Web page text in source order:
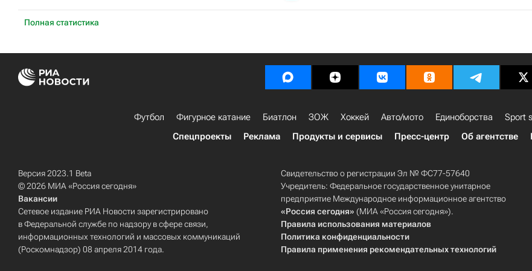
Полная статистика
Футбол Фигурное катание Биатлон ЗОЖ Хоккей Авто/мото Единоборства Sport
Спецпроекты
Реклама Продукты и сервисы Пресс-центр Об агентстве
Версия 2023.1 Beta
© 2026 МИА «Россия сегодня»
Вакансии
Сетевое издание РИА Новости зарегистрировано
в Федеральной службе по надзору в сфере связи,
информационных технологий и массовых коммуникаций
(Роскомнадзор) 08 апреля 2014 года.
Свидетельство о регистрации Эл № ФС77-57640
Учредитель: Федеральное государственное унитарное
предприятие Международное информационное агентство
«Россия сегодня» (МИА «Россия сегодня»).
Правила использования материалов
Политика конфиденциальности
Правила применения рекомендательных технологий